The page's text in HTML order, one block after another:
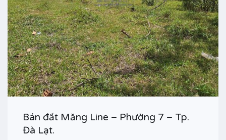
Bán đất Măng Line – Phường 7 – Tp.
Đà Lạt.